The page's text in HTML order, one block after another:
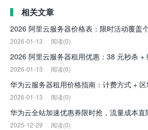
相关文章
2026 阿里云服务器价格表：限时活动覆盖
2026-01-13 阅读(0)
2026 阿里云服务器租用优惠：38 元秒杀 +
2026-01-13 阅读(0)
华为云服务器租用价格指南：计费方式 +
2026-01-13 阅读(0)
华为云全站加速优惠券限时抢，流量成本直
2025-12-29 阅读(0)